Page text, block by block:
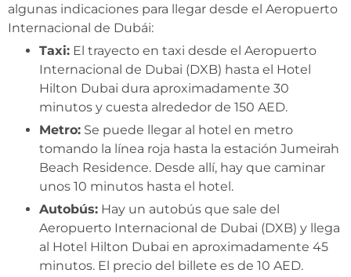
algunas indicaciones para llegar desde el Aeropuerto
Internacional de Dubái:
Taxi: El trayecto en taxi desde el Aeropuerto
Internacional de Dubai (DXB) hasta el Hotel
Hilton Dubai dura aproximadamente 30
minutos y cuesta alrededor de 150 AED.
Metro: Se puede llegar al hotel en metro
tomando la línea roja hasta la estación Jumeirah
Beach Residence. Desde allí, hay que caminar
unos 10 minutos hasta el hotel.
Autobús: Hay un autobús que sale del
Aeropuerto Internacional de Dubai (DXB) y llega
al Hotel Hilton Dubai en aproximadamente 45
minutos. El precio del billete es de 10 AED.